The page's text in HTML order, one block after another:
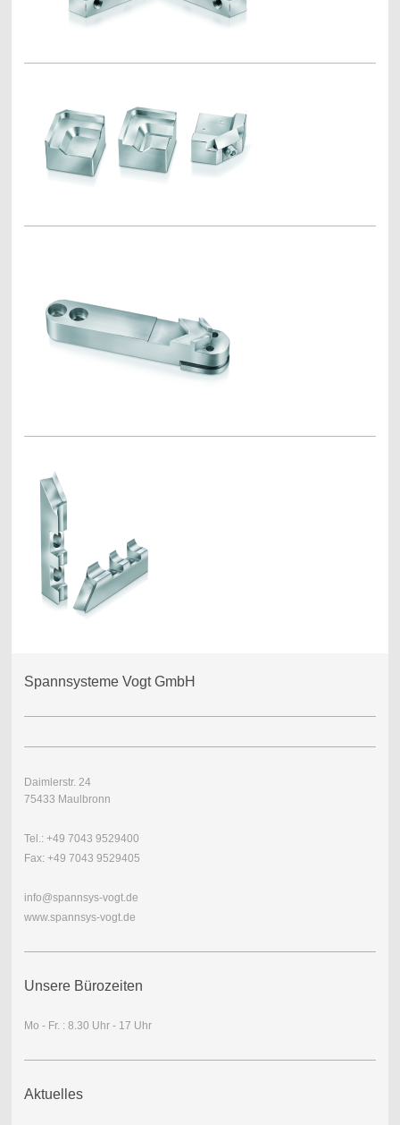
Spannsysteme Vogt GmbH
Daimlerstr. 24
75433 Maulbronn
Tel.: +49 7043 9529400
Fax: +49 7043 9529405
info@spannsys-vogt.de
www.spannsys-vogt.de
Unsere Bürozeiten
Mo - Fr. : 8.30 Uhr - 17 Uhr
Aktuelles